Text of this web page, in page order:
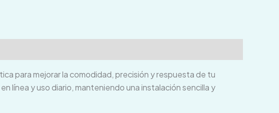
para mejorar la comodidad, precisión y respuesta de tu
línea y uso diario, manteniendo una instalación sencilla y